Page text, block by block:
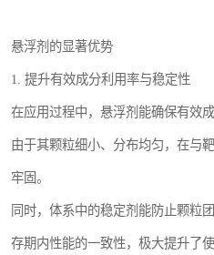
悬浮剂的显著优势
1. 提升有效成分利用率与稳定性
在应用过程中，悬浮剂能确保有效
由于其颗粒细小、分布均匀，在与
牢固。
同时，体系中的稳定剂能防止颗粒
存期内性能的一致性，极大提升了